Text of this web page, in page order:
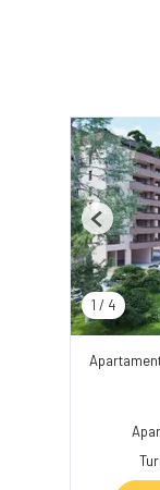
1 / 4
Previous